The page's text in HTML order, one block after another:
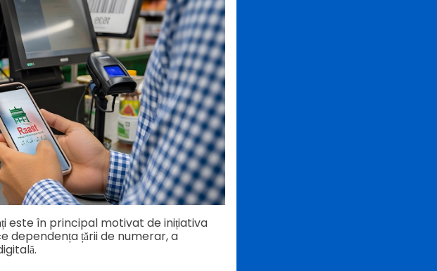
este în principal motivat de inițiativa
dependența țării de numerar, a